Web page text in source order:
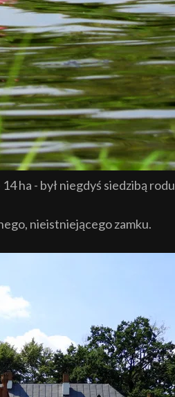
ha - był niegdyś siedzibą rodu
nieistniejącego zamku.